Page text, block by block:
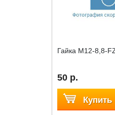
Гайка М12-8,8-
50 р.
Купить